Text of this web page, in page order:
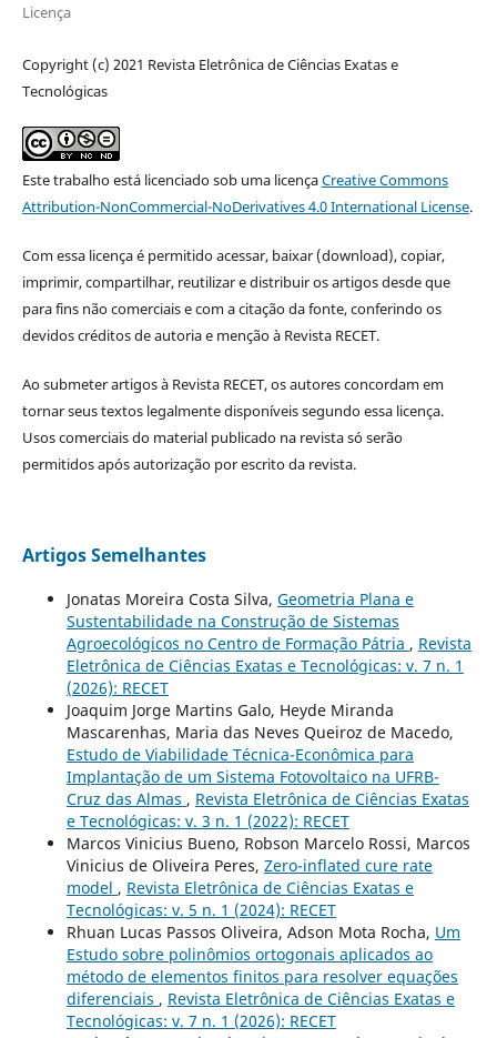
Licença
Copyright (c) 2021 Revista Eletrônica de Ciências Exatas e
Tecnológicas
Este trabalho está licenciado sob uma licençaCreative Commons
Attribution-NonCommercial-NoDerivatives 4.0 International License.
Com essa licença é permitido acessar, baixar (download), copiar,
imprimir, compartilhar, reutilizar e distribuir os artigos desde que
para fins não comerciais e com a citação da fonte, conferindo os
devidos créditos de autoria e menção à Revista RECET.
Ao submeter artigos à Revista RECET,os autores concordam em
tornar seus textos legalmente disponíveis segundo essa licença.
Usos comerciais do material publicado na revista só serão
permitidos após autorização por escrito da revista.
Artigos Semelhantes
Jonatas Moreira Costa Silva, Geometria Plana e
Sustentabilidade na Construção de Sistemas
Agroecológicos no Centro de Formação Pátria , Revista
Eletrônica de Ciências Exatas e Tecnológicas: v. 7 n. 1
(2026): RECET
Joaquim Jorge Martins Galo, Heyde Miranda
Mascarenhas, Maria das Neves Queiroz de Macedo,
Estudo de Viabilidade Técnica-Econômica para
Implantação de um Sistema Fotovoltaico na UFRB-
Cruz das Almas , Revista Eletrônica de Ciências Exatas
e Tecnológicas: v. 3 n. 1 (2022): RECET
Marcos Vinicius Bueno, Robson Marcelo Rossi, Marcos
Vinicius de Oliveira Peres, Zero-inflated cure rate
model , Revista Eletrônica de Ciências Exatas e
Tecnológicas: v. 5 n. 1 (2024): RECET
Rhuan Lucas Passos Oliveira, Adson Mota Rocha, Um
Estudo sobre polinômios ortogonais aplicados ao
método de elementos finitos para resolver equações
diferenciais , Revista Eletrônica de Ciências Exatas e
Tecnológicas: v. 7 n. 1 (2026): RECET